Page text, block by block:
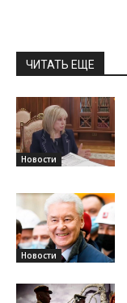
ЧИТАТЬ ЕЩЕ
Новости
Новости